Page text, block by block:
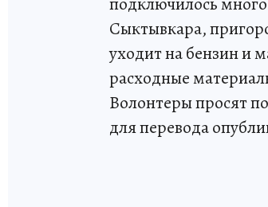
Сыктывкара,
уходит на бензин и
расходные
Волонтеры просят
для перевода